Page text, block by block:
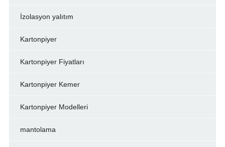
İzolasyon yalıtım
Kartonpiyer
Kartonpiyer Fiyatları
Kartonpiyer Kemer
Kartonpiyer Modelleri
mantolama